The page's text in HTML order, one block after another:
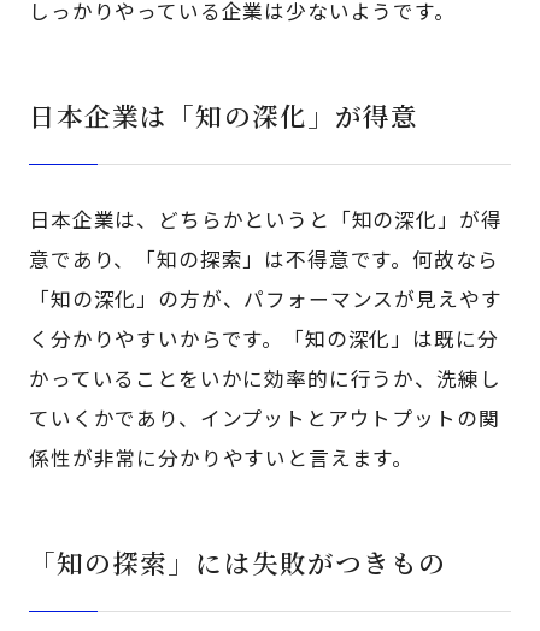
しっかりやっている企業は少ないようです。
日本企業は「知の深化」が得意
日本企業は、どちらかというと「知の深化」が得
意であり、「知の探索」は不得意です。何故なら
「知の深化」の方が、パフォーマンスが見えやす
く分かりやすいからです。「知の深化」は既に分
かっていることをいかに効率的に行うか、洗練し
ていくかであり、インプットとアウトプットの関
係性が非常に分かりやすいと言えます。
「知の探索」には失敗がつきもの